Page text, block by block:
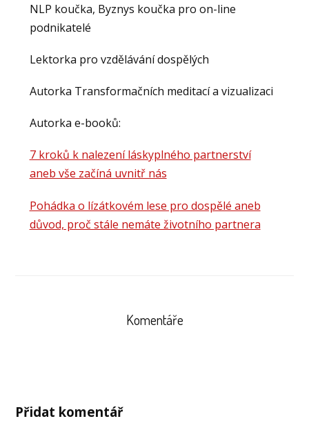
NLP koučka, Byznys koučka pro on-line
podnikatelé
Lektorka pro vzdělávání dospělých
Autorka Transformačních meditací a vizualizaci
Autorka e-booků:
7 kroků k nalezení láskyplného partnerství
aneb vše začíná uvnitř nás
Pohádka o lízátkovém lese pro dospělé aneb
důvod, proč stále nemáte životního partnera
Komentáře
Přidat komentář